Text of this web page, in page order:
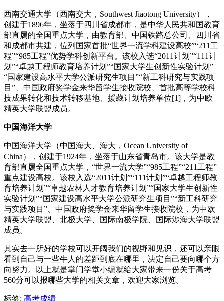
西南交通大学（西南交大，Southwest Jiaotong University），
创建于1896年，坐落于四川省成都市，是中华人民共和国教育
部直属的全国重点大学，由教育部、中国铁路总公司、四川省
和成都市共建，位列国家首批“世界一流学科建设高校”“211工
程”“985工程”优势学科创新平台。该校入选“2011计划”“111计
划”“卓越工程师教育培养计划”“国家大学生创新性实验计划”
“国家建设高水平大学公派研究生项目”“新工科研究与实践项
目”、中国政府奖学金来华留学生接收院校、首批高等学校科
技成果转化和技术转移基地、援藏计划培养单位[1]，为中欧
精英大学联盟成员。
中国海洋大学
中国海洋大学（中国海大、海大，Ocean University of
China），创建于1924年，坐落于山东省青岛市。该大学是教
育部直属全国重点大学，“世界一流大学”“985工程”“211工程”
重点建设高校。该校入选“2011计划”“111计划”“卓越工程师教
育培养计划”“卓越农林人才教育培养计划”“国家大学生创新性
实验计划”“国家建设高水平大学公派研究生项目”“新工科研究
与实践项目”、中国政府奖学金来华留学生接收院校，为中欧
精英大学联盟、北极大学、国际南极学院、国际涉海大学联盟
成员。
其实去一所好的学校可以开阔我们的视野和见识，还可以亲眼
看到自己与一些牛人的差距到底在哪里，决定自己要向哪个方
向努力。以上就是掌门学堂小编就给大家带来一份关于高考
560分可以报哪些大学的相关文章，欢迎大家浏览。
标签: 高考成绩